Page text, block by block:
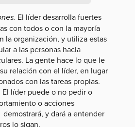
El líder desarrolla fuertes
con todos o con la mayoría
la organización, y utiliza estas
a las personas hacia
La gente hace lo que le
relación con el líder, en lugar
con las tareas propias.
El líder puede o no pedir o
o acciones
y dará a entender
lo sigan.